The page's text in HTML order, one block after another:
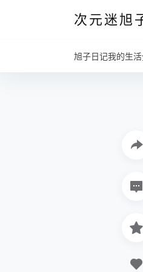
次元迷旭
旭子日记我的生